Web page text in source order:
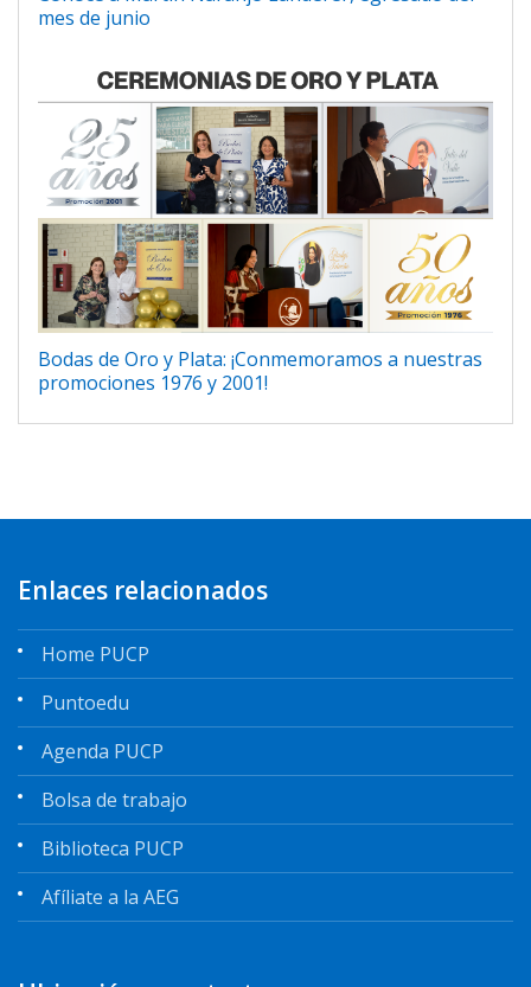
mes de junio
Bodas de Oro y Plata: ¡Conmemoramos a nuestras
promociones 1976 y 2001!
Enlaces relacionados
Home PUCP
Puntoedu
Agenda PUCP
Bolsa de trabajo
Biblioteca PUCP
Afíliate a la AEG